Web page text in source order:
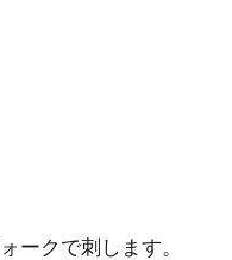
ークで刺します。